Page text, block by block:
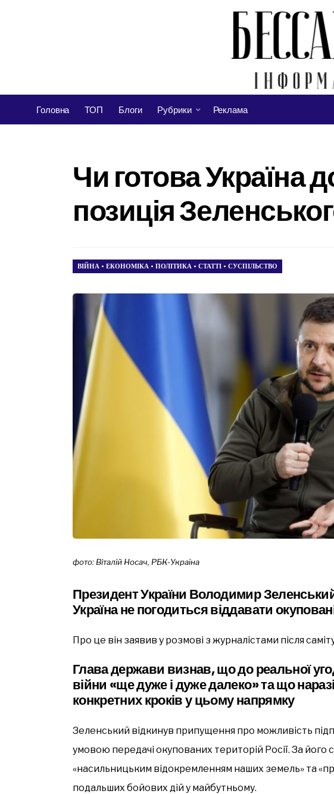
Головна ТОП Блоги Рубрики Реклама
Чи готова Україна
позиція
ВІЙНА • ЕКОНОМІКА • ПОЛІТИКА • СТАТТІ • СУСПІЛЬСТВО
фото: Віталій Носач, РБК-Україна
Президент України Володимир
Україна не погодиться віддавати окуповані
Про це він заявив у розмові з журналістами після
Глава держави визнав, що до реальної
війни «ще дуже і дуже далеко» та що
конкретних кроків у цьому напрямку
Зеленський відкинув припущення про можливість
умовою передачі окупованих територій Росії. За його
«насильницьким відокремленням наших земель» та
подальших бойових дій у майбутньому.